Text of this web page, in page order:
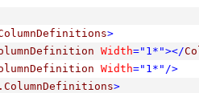
>
Width="1*"></
Width="1*" />
>